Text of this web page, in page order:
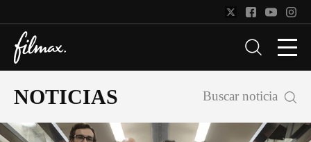
NOTICIAS Buscar noticia